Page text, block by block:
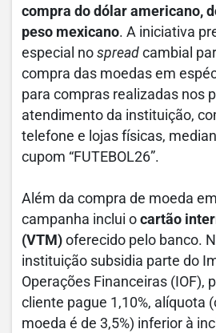
compra do dólar americano,
peso mexicano. A iniciativa
especial no spread cambial
compra das moedas em
para compras realizadas nos
atendimento da instituição,
telefone e lojas físicas,
cupom “FUTEBOL26”.
Além da compra de moeda
campanha inclui o cartão
(VTM) oferecido pelo banco.
instituição subsidia parte do
Operações Financeiras (IOF),
cliente pague 1,10%, alíquota
moeda é de 3,5%) inferior à